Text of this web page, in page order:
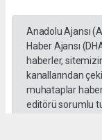
Anadolu Ajansı
Haber Ajansı
haberler,
kanallarından
muhataplar
editörü sorumlu